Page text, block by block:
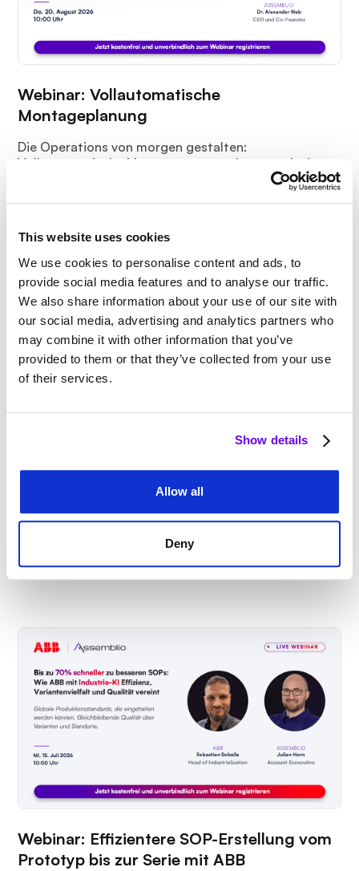
This website uses cookies
We use cookies to personalise content and ads, to
provide social media features and to analyse our traffic.
We also share information about your use of our site with
our social media, advertising and analytics partners who
may combine it with other information that you’ve
provided to them or that they’ve collected from your use
of their services.
Show details
Allow all
Deny
Webinar: Vollautomatische
Montageplanung
Die Operations von morgen gestalten:
Vollautomatische Montageprozessplanung mit dem
Webinar: Vom Expertenwissen zur
einsatzfähigen Mannschaft
Wie Sie mit EDAG und Assemblio Montagewissen
sichern und Mitarbeitende schneller einlernen.
Webinar: Effizientere SOP-Erstellung vom
Prototyp bis zur Serie mit ABB